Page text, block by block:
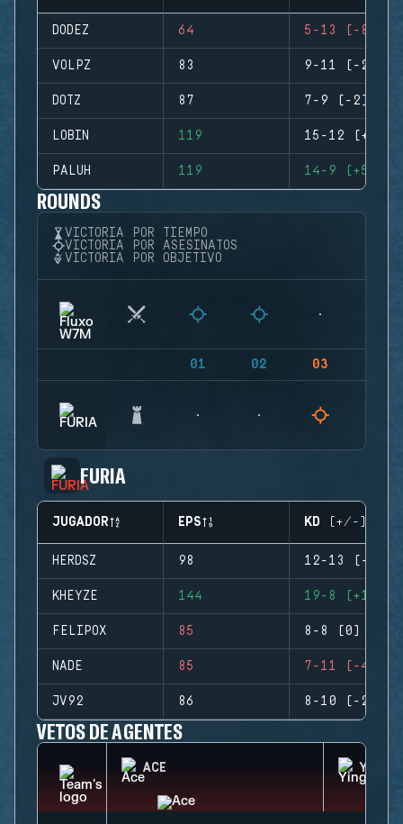
DODEZ 64 5-13 (-8)
VOLPZ 83 9-11 (-2)
DOTZ 87 7-9 (-2)
LOBIN 119 15-12 (+3)
PALUH 119 14-9 (+5)
ROUNDS
VICTORIA POR TIEMPO
VICTORIA POR ASESINATOS
VICTORIA POR OBJETIVO
01 02 03
FURIA
JUGADOR EPS KD (+/-)
HERDSZ 98 12-13 (-1)
KHEYZE 144 19-8 (+11)
FELIPOX 85 8-8 (0)
NADE 85 7-11 (-4)
JV92 86 8-10 (-2)
VETOS DE AGENTES
ACE YING